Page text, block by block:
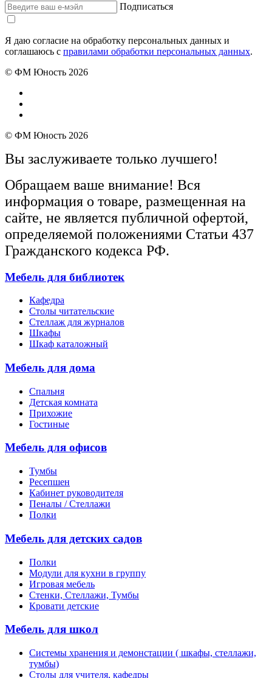
Подписаться
Я даю согласие на обработку персональных данных и
соглашаюсь с правилами обработки персональных данных.
© ФМ Юность 2026
© ФМ Юность 2026
Вы заслуживаете только лучшего!
Обращаем ваше внимание! Вся
информация о товаре, размещенная на
сайте, не является публичной офертой,
определяемой положениями Статьи 437
Гражданского кодекса РФ.
Мебель для библиотек
Кафедра
Столы читательские
Стеллаж для журналов
Шкафы
Шкаф каталожный
Мебель для дома
Спальня
Детская комната
Прихожие
Гостиные
Мебель для офисов
Тумбы
Ресепшен
Кабинет руководителя
Пеналы / Стеллажи
Полки
Мебель для детских садов
Полки
Модули для кухни в группу
Игровая мебель
Стенки, Стеллажи, Тумбы
Кровати детские
Мебель для школ
Системы хранения и демонстации ( шкафы, стеллажи,
тумбы)
Столы для учителя, кафедры